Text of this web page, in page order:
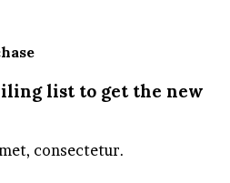
list to get the new
consectetur.